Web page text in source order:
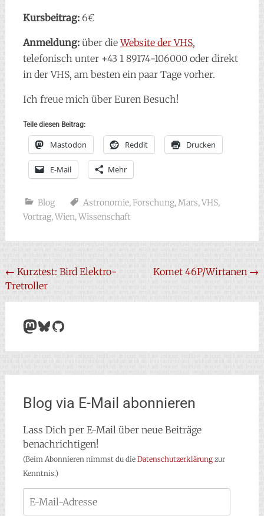
Kursbeitrag:6€
Anmeldung: über dieWebsite der VHS,
telefonisch unter +43 1 89174-106000 oder direkt
in der VHS, am besten ein paar Tage vorher.
Ich freue mich über Euren Besuch!
Teile diesen Beitrag:
Mastodon Reddit Drucken
E-Mail Mehr
Blog Astronomie, Forschung,Mars,VHS,
Vortrag,Wien,Wissenschaft
Beitragsnavigation
← Kurztest: Bird Elektro-
Tretroller
Komet 46P/Wirtanen →
Mastodon
Bluesky
GitHub
Blog via E-Mail abonnieren
Lass Dich per E-Mail über neue Beiträge
benachrichtigen!
(Beim Abonnieren nimmst du die Datenschutzerklärungzur
Kenntnis.)
Mail-